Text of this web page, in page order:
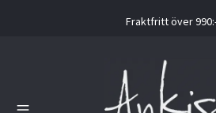
Fraktfritt över